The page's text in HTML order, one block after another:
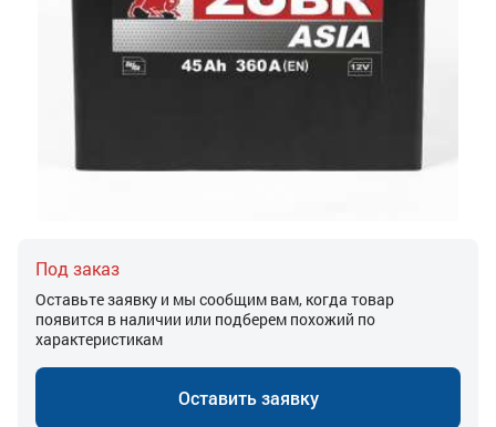
Под заказ
Оставьте заявку и мы сообщим вам, когда товар
появится в наличии или подберем похожий по
характеристикам
Оставить заявку